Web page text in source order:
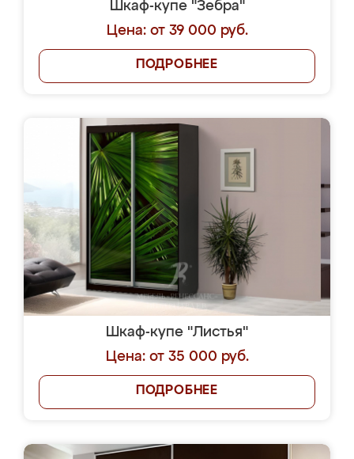
Шкаф-купе "Зебра"
Цена: от 39 000 руб.
ПОДРОБНЕЕ
Шкаф-купе "Листья"
Цена: от 35 000 руб.
ПОДРОБНЕЕ